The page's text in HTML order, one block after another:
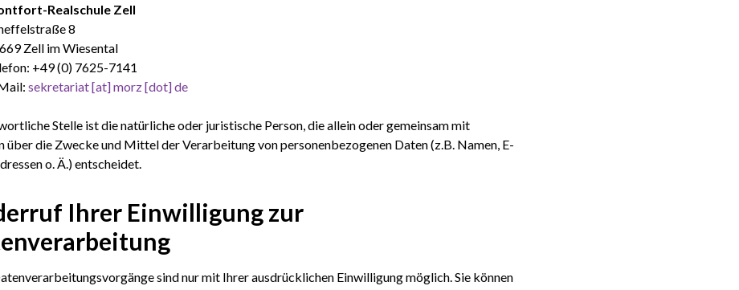
Realschule Zell
8
Zell im Wiesental
+49 (0) 7625-7141
sekretariat [at] morz [dot] de
Stelle ist die natürliche oder juristische Person, die allein oder gemeinsam mit
über die Zwecke und Mittel der Verarbeitung von personenbezogenen Daten (z.B. Namen, E-
o. Ä.) entscheidet.
Ihrer Einwilligung zur
sind nur mit Ihrer ausdrücklichen Einwilligung möglich. Sie können